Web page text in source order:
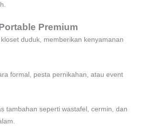
Premium
duduk, memberikan kenyamanan
formal, pesta pernikahan, atau event
tambahan seperti wastafel, cermin, dan